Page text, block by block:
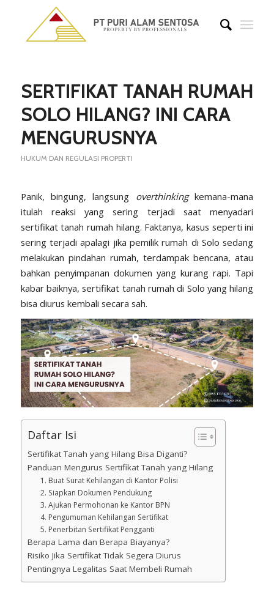
SERTIFIKAT TANAH RUMAH
SOLO HILANG? INI CARA
MENGURUSNYA
HUKUM DAN REGULASI PROPERTI
Panik, bingung, langsung overthinkingkemana-mana
itulah reaksi yang sering terjadi saat menyadari
sertifikat tanah rumah hilang. Faktanya, kasus seperti ini
sering terjadi apalagi jika pemilik rumah di Solo sedang
melakukan pindahan rumah, terdampak bencana, atau
bahkan penyimpanan dokumen yang kurang rapi. Tapi
kabar baiknya, sertifikat tanah rumah di Solo yang hilang
bisa diurus kembali secara sah.
Daftar Isi
Sertifikat Tanah yang Hilang Bisa Diganti?
Panduan Mengurus Sertifikat Tanah yang Hilang
1. Buat Surat Kehilangan di Kantor Polisi
2. Siapkan Dokumen Pendukung
3. Ajukan Permohonan ke Kantor BPN
4. Pengumuman Kehilangan Sertifikat
5. Penerbitan Sertifikat Pengganti
Berapa Lama dan Berapa Biayanya?
Risiko Jika Sertifikat Tidak Segera Diurus
Pentingnya Legalitas Saat Membeli Rumah